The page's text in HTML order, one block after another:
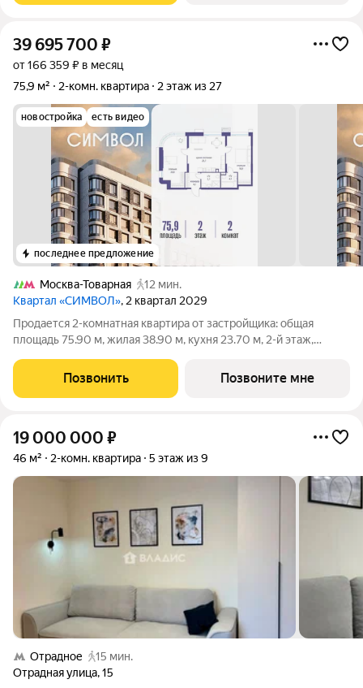
39 695 700 ₽
от 166 359 ₽ в месяц
75,9 м²
2-комн. квартира 2 этаж из 27
новостройка есть видео
последнее предложение
Москва-Товарная
12 мин.
Квартал «СИМВОЛ», 2 квартал 2029
Продается 2-комнатная квартира от застройщика: общая
площадь 75.90 м, жилая 38.90 м, кухня 23.70 м, 2-й этаж,
квартал 2029 года. Позвоните сейчас и забронируйте
квартиру! Квартал
Позвонить Позвоните мне
19 000 000 ₽
46 м² 2-комн. квартира 5 этаж из 9
Отрадное
15 мин.
Отрадная улица,15